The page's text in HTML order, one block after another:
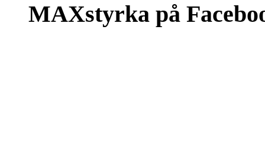
MAXstyrka på